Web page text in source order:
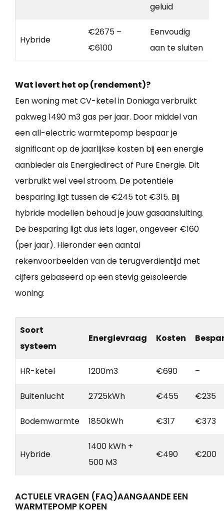
geluid
Hybride
€2675 –
€6100
Eenvoudig
aan te sluiten
Wat levert het op (rendement)?
Een woning met CV-ketel in Doniaga verbruikt
pakweg 1490 m3 gas per jaar. Door middel van
een all-electric warmtepomp bespaar je
significant op de jaarlijkse kosten bij een energie
aanbieder als Energiedirect of Pure Energie. Dit
verbruikt wel veel stroom. De potentiële
besparing ligt tussen de €245 tot €315. Bij
hybride modellen behoud je jouw gasaansluiting.
De besparing ligt dus iets lager, ongeveer €160
(per jaar). Hieronder een aantal
rekenvoorbeelden van de terugverdientijd met
cijfers gebaseerd op een stevig geïsoleerde
woning:
Soort
systeem
Energievraag Kosten
HR-ketel 1200m3 €690 –
Buitenlucht 2725kWh €455 €235
Bodemwarmte 1850kWh €317 €373
Hybride
1400 kWh +
500 M3
€490 €200
ACTUELE VRAGEN (FAQ)AANGAANDE EEN
WARMTEPOMP KOPEN